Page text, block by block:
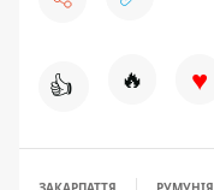
👍 🔥 ♥